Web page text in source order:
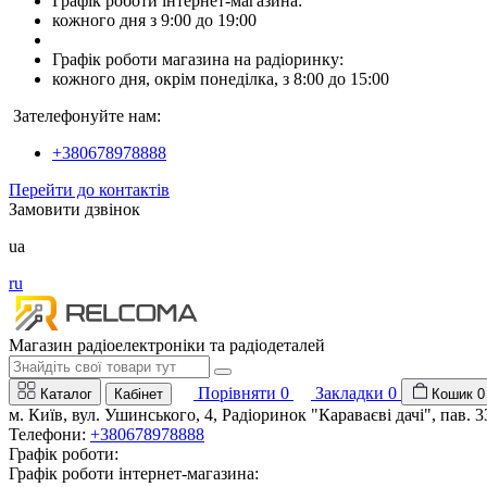
кожного дня з 9:00 до 19:00
Графік роботи магазина на радіоринку:
кожного дня, окрім понеділка, з 8:00 до 15:00
Зателефонуйте нам:
+380678978888
Перейти до контактів
Замовити дзвінок
ua
ru
Магазин радіоелектроніки та радіодеталей
Каталог Кабінет Порівняти 0 Закладки 0 Кошик 0
м. Київ, вул. Ушинського, 4, Радіоринок "Караваєві дачі", пав.
Телефони: +380678978888
Графік роботи:
Графік роботи інтернет-магазина: